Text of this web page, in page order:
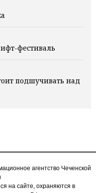
фестиваль
подшучивать над
агентство Чеченской
на сайте, охраняются в